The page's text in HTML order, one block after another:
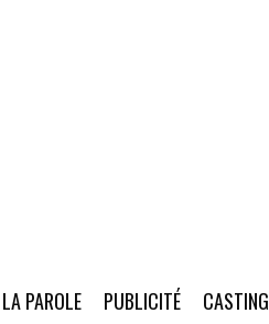
PAROLE PUBLICITÉ CASTING